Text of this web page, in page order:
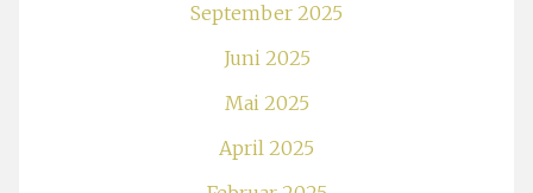
September 2025
Juni 2025
Mai 2025
April 2025